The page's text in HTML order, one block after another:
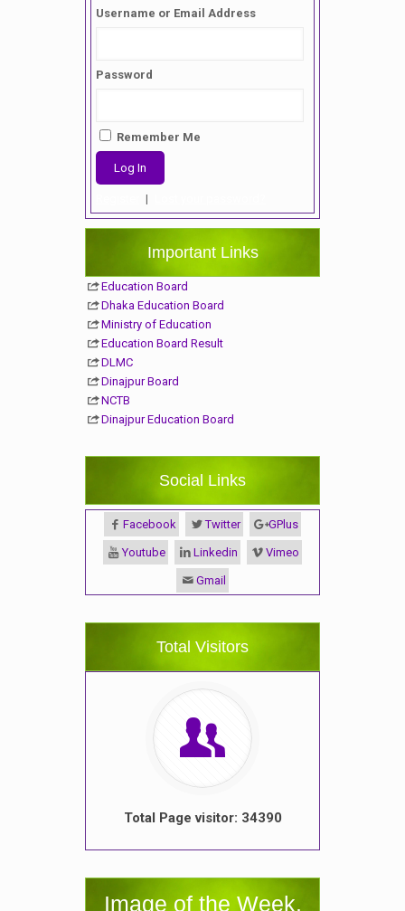
Username or Email Address
Password
Remember Me
|
Important Links
Education Board
Dhaka Education Board
Ministry of Education
Education Board Result
DLMC
Dinajpur Board
NCTB
Dinajpur Education Board
Social Links
Facebook Twitter GPlus
Youtube Linkedin Vimeo
Gmail
Total Visitors
Total Page visitor: 34390
Image of the Week.